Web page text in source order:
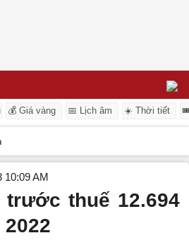
💰 Giá vàng 📅 Lịch âm ☀️ Thời tiết
10:09 AM
thuế 12.694